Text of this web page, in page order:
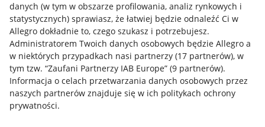
danych (w tym w obszarze profilowania, analiz rynkowych i
statystycznych) sprawiasz, że łatwiej będzie odnaleźć Ci w
Allegro dokładnie to, czego szukasz i potrzebujesz.
Administratorem Twoich danych osobowych będzie Allegro a
w niektórych przypadkach nasi partnerzy (17 partnerów), w
tym tzw. “Zaufani Partnerzy IAB Europe” (9 partnerów).
Informacja o celach przetwarzania danych osobowych przez
naszych partnerów znajduje się w ich politykach ochrony
prywatności.
Przydatne informacje
Jak to działa